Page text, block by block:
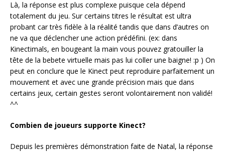
Là, la réponse est plus complexe puisque cela dépend
totalement du jeu. Sur certains titres le résultat est ultra
probant car très fidèle à la réalité tandis que dans d’autres on
ne va que déclencher une action prédéfini. (ex: dans
Kinectimals, en bougeant la main vous pouvez gratouiller la
tête de la bebete virtuelle mais pas lui coller une baigne! :p ) On
peut en conclure que le Kinect peut reproduire parfaitement un
mouvement et avec une grande précision mais que dans
certains jeux, certain gestes seront volontairement non validé!
^^
Combien de joueurs supporte Kinect?
Depuis les premières démonstration faite de Natal, la réponse